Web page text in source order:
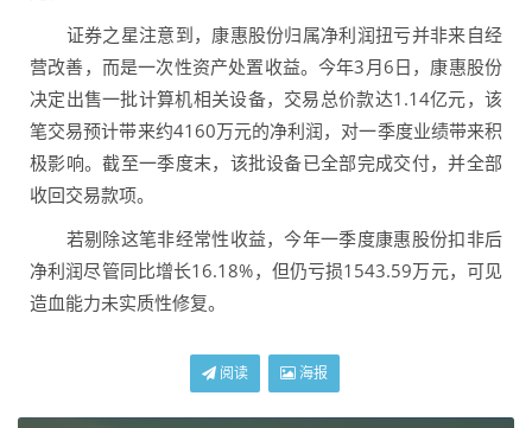
证券之星注意到，康惠股份归属净利润扭亏并非来自经
营改善，而是一次性资产处置收益。今年3月6日，康惠股份
决定出售一批计算机相关设备，交易总价款达1.14亿元，该
笔交易预计带来约4160万元的净利润，对一季度业绩带来积
极影响。截至一季度末，该批设备已全部完成交付，并全部
收回交易款项。
若剔除这笔非经常性收益，今年一季度康惠股份扣非后
净利润尽管同比增长16.18%，但仍亏损1543.59万元，可见
造血能力未实质性修复。
阅读 海报